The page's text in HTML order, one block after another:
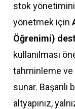
stok
yönetmek için
Öğrenimi)
kullanılması
tahminleme
sunar. Başarılı
altyapınız,